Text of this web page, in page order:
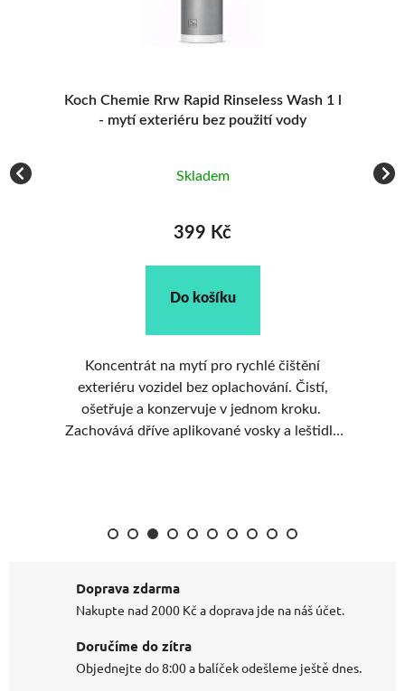
Liquid Elements Easy Clean 500 ml - mytí
bez vody
Skladem
239 Kč
Do košíku
Klasický mytí bez použití vody – rychle,
šetrně, ekonomicky a s krásným leskem. Čistí
a dodá lesk v jednom kroku Můžeš použít i na
ošetřený lak Ideální parťák na cesty a srazy
Doprava zdarma
Nakupte nad 2000 Kč a doprava jde na náš účet.
Doručíme do zítra
Objednejte do 8:00 a balíček odešleme ještě dnes.